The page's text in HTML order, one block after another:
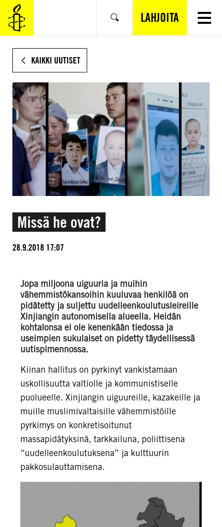
SIIRRY
VARSINAISEEN
SISÄLTÖÖN
Hae LAHJOITA
KAIKKI UUTISET
Missä he ovat?
28.9.2018 17:07
Jopa miljoona uiguuria ja muihin
vähemmistökansoihin kuuluvaa henkilöä on
pidätetty ja suljettu uudelleenkoulutusleireille
Xinjiangin autonomisella alueella. Heidän
kohtalonsa ei ole kenenkään tiedossa ja
useimpien sukulaiset on pidetty täydellisessä
uutispimennossa.
Kiinan hallitus on pyrkinyt vankistamaan
uskollisuutta valtiolle ja kommunistiselle
puolueelle. Xinjiangin uiguureille, kazakeille ja
muille muslimivaltaisille vähemmistöille
pyrkimys on konkretisoitunut
massapidätyksinä, tarkkailuna, poliittisena
“uudelleenkoulutuksena” ja kulttuurin
pakkosulauttamisena.